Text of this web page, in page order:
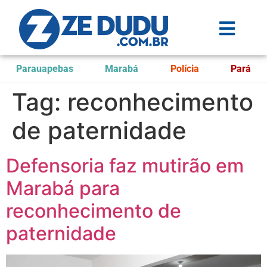
Parauapebas Marabá Polícia Pará
Tag: reconhecimento
de paternidade
Defensoria faz mutirão em
Marabá para
reconhecimento de
paternidade